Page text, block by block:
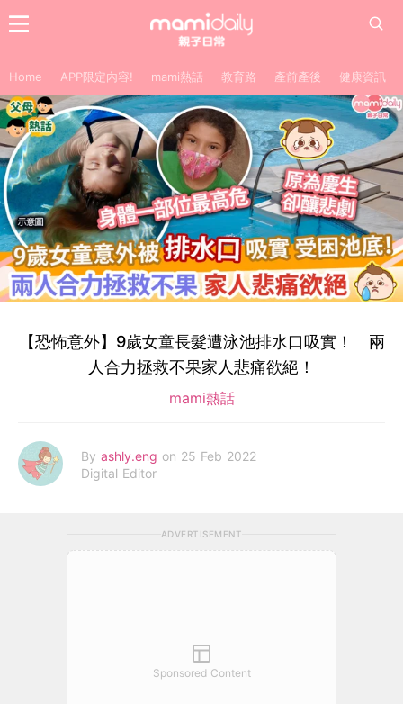
Home APP限定內容! mami熱話 教育路 產前產後 健康資訊
【恐怖意外】9歲女童長髮遭泳池排水口吸實！ 兩
人合力拯救不果家人悲痛欲絕！
mami熱話
By ashly.eng on 25 Feb 2022
Digital Editor
ADVERTISEMENT
Sponsored Content